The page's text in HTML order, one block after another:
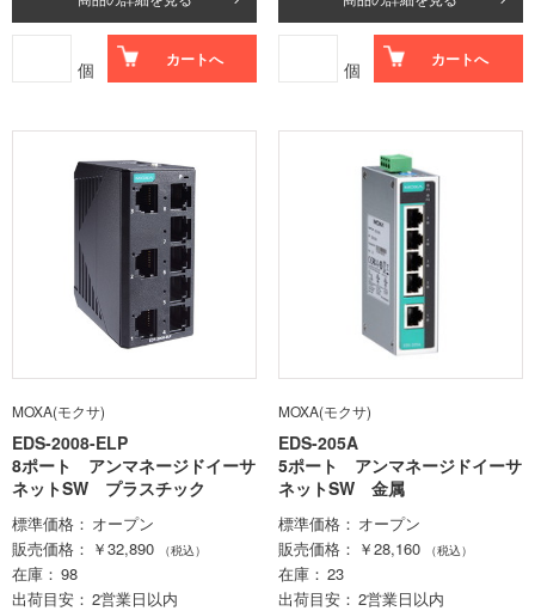
個 カートへ 個 カートへ
MOXA(モクサ)
EDS-2008-ELP
8ポート アンマネージドイーサ
ネットSW プラスチック
標準価格
オープン
販売価格
￥32,890 （税込）
在庫
98
出荷目安
2営業日以内
MOXA(モクサ)
EDS-205A
5ポート アンマネージドイーサ
ネットSW 金属
標準価格
オープン
販売価格
￥28,160 （税込）
在庫
23
出荷目安
2営業日以内